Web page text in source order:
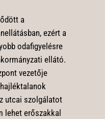
a
ezért a
odafigyelésre
ellátó.
vezetője
utcai szolgálatot
lehet erőszakkal